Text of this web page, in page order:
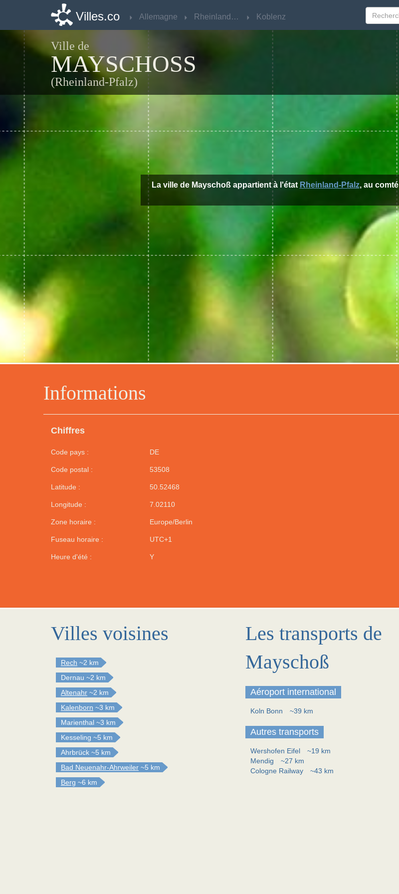
Villes.co Allemagne Rheinland-Pfalz Koblenz
Ville de
MAYSCHOSS
(Rheinland-Pfalz)
Informations
Chiffres
Code pays : DE
Code postal : 53508
Latitude : 50.52468
Longitude : 7.02110
Zone horaire : Europe/Berlin
Fuseau horaire : UTC+1
Heure d'été : Y
La ville de Mayschoß appartient à l'état Rheinland-Pfalz, au comté
Villes voisines
Rech ~2 km
Dernau ~2 km
Altenahr ~2 km
Kalenborn ~3 km
Marienthal ~3 km
Kesseling ~5 km
Ahrbrück ~5 km
Bad Neuenahr-Ahrweiler ~5 km
Berg ~6 km
Les transports de
Mayschoß
Aéroport international
Koln Bonn ~39 km
Autres transports
Wershofen Eifel
~19 km
Mendig
~27 km
Cologne Railway
~43 km
Villes.co Allemagne Rheinland-Pfalz Koblenz